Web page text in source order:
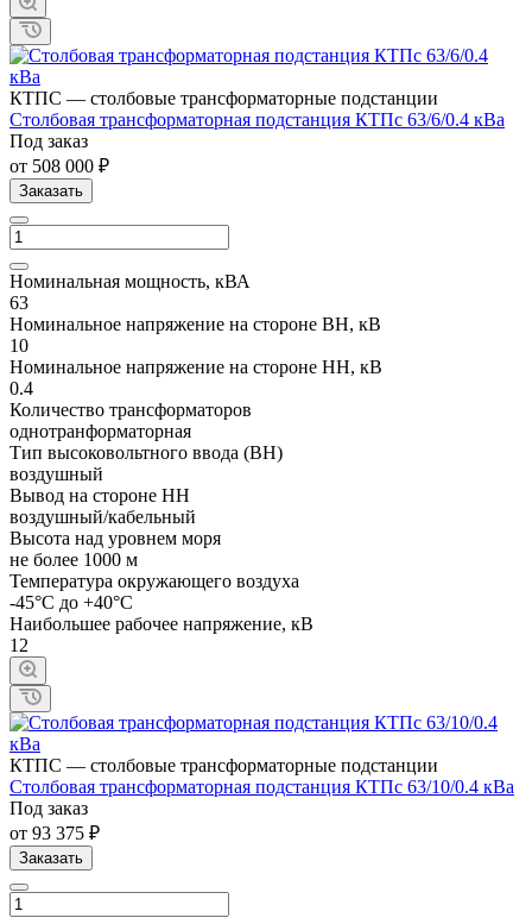
КТПС — столбовые трансформаторные подстанции
Cтолбовая трансформаторная подстанция КТПc 63/6/0.4 кВа
Под заказ
от 508 000 ₽
Заказать
Номинальная мощность, кВА
63
Номинальное напряжение на стороне ВН, кВ
10
Номинальное напряжение на стороне НН, кВ
0.4
Количество трансформаторов
однотранформаторная
Тип высоковольтного ввода (ВН)
воздушный
Вывод на стороне НН
воздушный/кабельный
Высота над уровнем моря
не более 1000 м
Температура окружающего воздуха
-45°С до +40°С
Наибольшее рабочее напряжение, кВ
12
КТПС — столбовые трансформаторные подстанции
Cтолбовая трансформаторная подстанция КТПc 63/10/0.4 кВа
Под заказ
от 93 375 ₽
Заказать